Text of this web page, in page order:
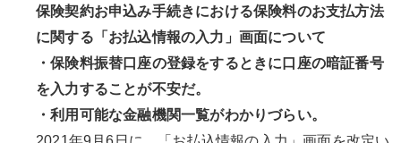
保険契約お申込み手続きにおける保険料のお支払方法
に関する「お払込情報の入力」画面について
・保険料振替口座の登録をするときに口座の暗証番号
を入力することが不安だ。
・利用可能な金融機関一覧がわかりづらい。